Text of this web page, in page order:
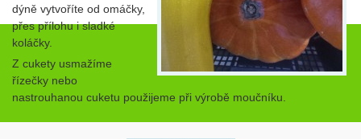
dýně vytvoříte od omáčky,
přes přílohu i sladké
koláčky.
Z cukety usmažíme
řízečky nebo
nastrouhanou cuketu použijeme při výrobě moučníku.